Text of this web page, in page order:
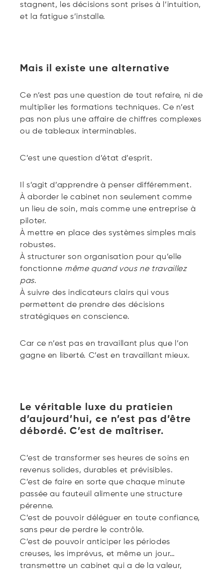
stagnent, les décisions sont prises à l’intuition,
et la fatigue s’installe.
Mais il existe une alternative
Ce n’est pas une question de tout refaire, ni de
multiplier les formations techniques. Ce n’est
pas non plus une affaire de chiffres complexes
ou de tableaux interminables.
C’est une question d’état d’esprit.
Il s’agit d’apprendre à penser différemment.
À aborder le cabinet non seulement comme
un lieu de soin, mais comme une entreprise à
piloter.
À mettre en place des systèmes simples mais
robustes.
À structurer son organisation pour qu’elle
fonctionne même quand vous ne travaillez
pas.
À suivre des indicateurs clairs qui vous
permettent de prendre des décisions
stratégiques en conscience.
Car ce n’est pas en travaillant plus que l’on
gagne en liberté. C’est en travaillant mieux.
Le véritable luxe du praticien
d’aujourd’hui, ce n’est pas d’être
débordé. C’est de maîtriser.
C’est de transformer ses heures de soins en
revenus solides, durables et prévisibles.
C’est de faire en sorte que chaque minute
passée au fauteuil alimente une structure
pérenne.
C’est de pouvoir déléguer en toute confiance,
sans peur de perdre le contrôle.
C’est de pouvoir anticiper les périodes
creuses, les imprévus, et même un jour…
transmettre un cabinet qui a de la valeur,